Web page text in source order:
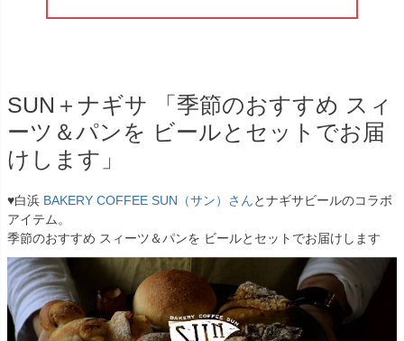
SUN＋ナギサ 「季節のおすすめ スィ
ーツ＆パンを ビールとセットでお届
けします」
♥白浜 BAKERY COFFEE SUN（サン）さんとナギサビールのコラボ
アイテム。
季節のおすすめ スィーツ＆パンを ビールとセットでお届けします